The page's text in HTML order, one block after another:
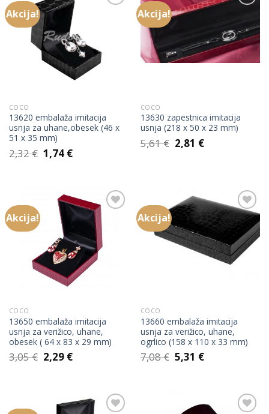
Akcija!
COCO
13620 embalaža imitacija
usnja za uhane,obesek (46 x
51 x 35 mm)
2,32€ Izvirna
cena
2,32 €.
1,74 €Trenutna
Akcija!
Add to
Wishlist
COCO
13630 zapestnica imitacija
usnja (218 x 50 x 23 mm)
5,61€ Izvirna
cena
2,81 €Trenutna
Akcija!
Add to
Wishlist
COCO
13650 embalaža imitacija
usnja za verižico, uhane,
obesek ( 64 x 83 x 29 mm)
3,05€ Izvirna
cena
2,29 €Trenutna
Akcija!
Add to
Wishlist
COCO
13660 embalaža imitacija
usnja za verižico, uhane,
ogrlico (158 x 110 x 33 mm)
7,08€ Izvirna
cena
5,31 €Trenutna